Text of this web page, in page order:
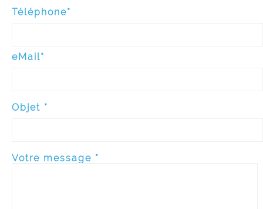
Téléphone*
eMail*
Objet *
Votre message *